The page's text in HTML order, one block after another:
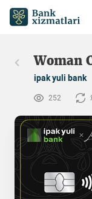
Woman
ipak yuli bank
252